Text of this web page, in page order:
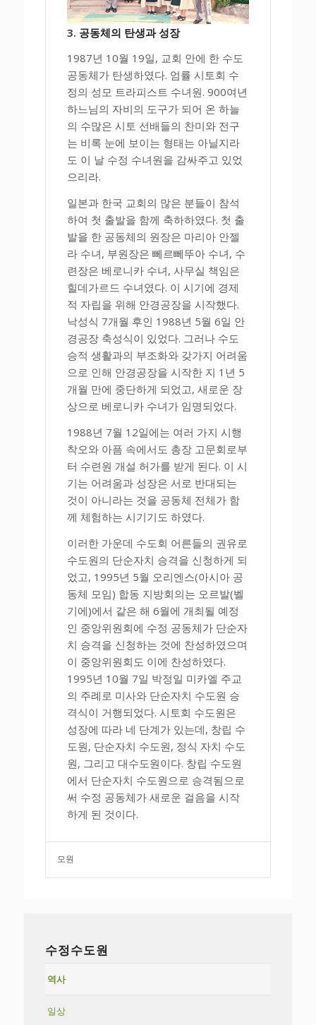
3. 공동체의 탄생과 성장
1987년 10월 19일, 교회 안에 한 수도
공동체가 탄생하였다. 엄률 시토회 수
정의 성모 트라피스트 수녀원. 900여년
하느님의 자비의 도구가 되어 온 하늘
의 수많은 시토 선배들의 찬미와 전구
는 비록 눈에 보이는 형태는 아닐지라
도 이 날 수정 수녀원을 감싸주고 있었
으리라.
일본과 한국 교회의 많은 분들이 참석
하여 첫 출발을 함께 축하하였다. 첫 출
발을 한 공동체의 원장은 마리아 안젤
라 수녀, 부원장은 뻬르뻬뚜아 수녀, 수
련장은 베로니카 수녀, 사무실 책임은
힐데가르드 수녀였다. 이 시기에 경제
적 자립을 위해 안경공장을 시작했다.
낙성식 7개월 후인 1988년 5월 6일 안
경공장 축성식이 있었다. 그러나 수도
승적 생활과의 부조화와 갖가지 어려움
으로 인해 안경공장을 시작한 지 1년 5
개월 만에 중단하게 되었고, 새로운 장
상으로 베로니카 수녀가 임명되었다.
1988년 7월 12일에는 여러 가지 시행
착오와 아픔 속에서도 총장 고문회로부
터 수련원 개설 허가를 받게 된다. 이 시
기는 어려움과 성장은 서로 반대되는
것이 아니라는 것을 공동체 전체가 함
께 체험하는 시기기도 하였다.
이러한 가운데 수도회 어른들의 권유로
수도원의 단순자치 승격을 신청하게 되
었고, 1995년 5월 오리엔스(아시아 공
동체 모임) 합동 지방회의는 오르발(벨
기에)에서 같은 해 6월에 개최될 예정
인 중앙위원회에 수정 공동체가 단순자
치 승격을 신청하는 것에 찬성하였으며
이 중앙위원회도 이에 찬성하였다.
1995년 10월 7일 박정일 미카엘 주교
의 주례로 미사와 단순자치 수도원 승
격식이 거행되었다. 시토회 수도원은
성장에 따라 네 단계가 있는데, 창립 수
도원, 단순자치 수도원, 정식 자치 수도
원, 그리고 대수도원이다. 창립 수도원
에서 단순자치 수도원으로 승격됨으로
써 수정 공동체가 새로운 걸음을 시작
하게 된 것이다.
모원
수정수도원
역사
일상